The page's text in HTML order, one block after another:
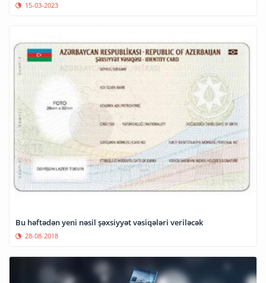
15-03-2023
Bu həftədən yeni nəsil şəxsiyyət vəsiqələri veriləcək
28-08-2018